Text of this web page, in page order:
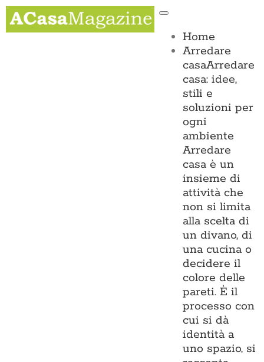
Salta
contenuto
Toggle
Home
Arredare
casaArredare
casa: idee,
stili e
soluzioni per
ogni
ambiente
Arredare
casa è un
insieme di
attività che
non si limita
alla scelta di
un divano, di
una cucina o
decidere il
colore delle
pareti. È il
processo con
cui si dà
identità a
uno spazio, si